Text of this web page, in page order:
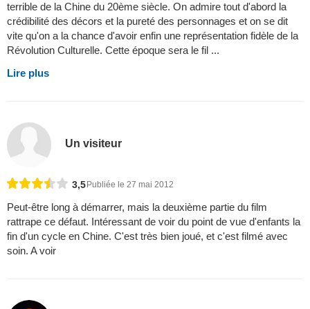
terrible de la Chine du 20ème siècle. On admire tout d'abord la
crédibilité des décors et la pureté des personnages et on se dit
vite qu'on a la chance d'avoir enfin une représentation fidèle de la
Révolution Culturelle. Cette époque sera le fil ...
Lire plus
Un visiteur
3,5Publiée le 27 mai 2012
Peut-être long à démarrer, mais la deuxième partie du film
rattrape ce défaut. Intéressant de voir du point de vue d'enfants la
fin d'un cycle en Chine. C'est très bien joué, et c'est filmé avec
soin. A voir